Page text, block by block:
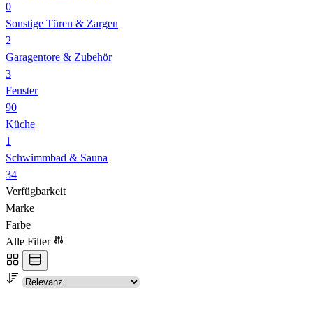
0
Sonstige Türen & Zargen
2
Garagentore & Zubehör
3
Fenster
90
Küche
1
Schwimmbad & Sauna
34
Verfügbarkeit
Marke
Farbe
Alle Filter